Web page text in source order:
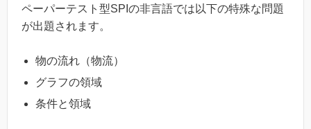
ペーパーテスト型SPIの非言語では以下の特殊な問題
が出題されます。
物の流れ（物流）
グラフの領域
条件と領域